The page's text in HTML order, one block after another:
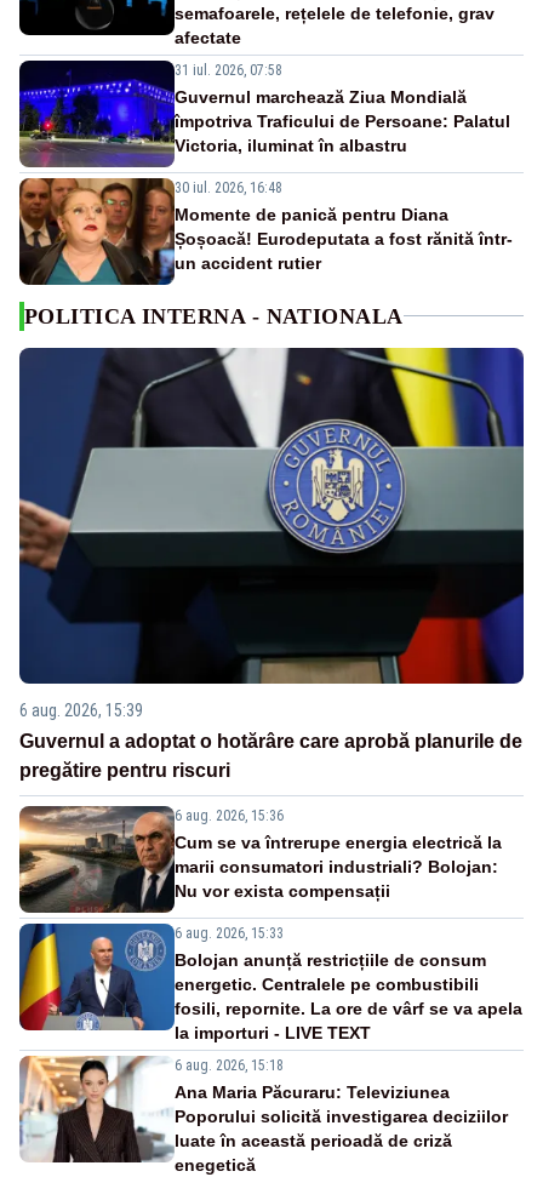
semafoarele, rețelele de telefonie, grav
afectate
31 iul. 2026, 07:58
Guvernul marchează Ziua Mondială
împotriva Traficului de Persoane: Palatul
Victoria, iluminat în albastru
30 iul. 2026, 16:48
Momente de panică pentru Diana
Șoșoacă! Eurodeputata a fost rănită într-
un accident rutier
POLITICA INTERNA - NATIONALA
6 aug. 2026, 15:39
Guvernul a adoptat o hotărâre care aprobă planurile de
pregătire pentru riscuri
6 aug. 2026, 15:36
Cum se va întrerupe energia electrică la
marii consumatori industriali? Bolojan:
Nu vor exista compensații
6 aug. 2026, 15:33
Bolojan anunță restricțiile de consum
energetic. Centralele pe combustibili
fosili, repornite. La ore de vârf se va apela
la importuri - LIVE TEXT
6 aug. 2026, 15:18
Ana Maria Păcuraru: Televiziunea
Poporului solicită investigarea deciziilor
luate în această perioadă de criză
enegetică